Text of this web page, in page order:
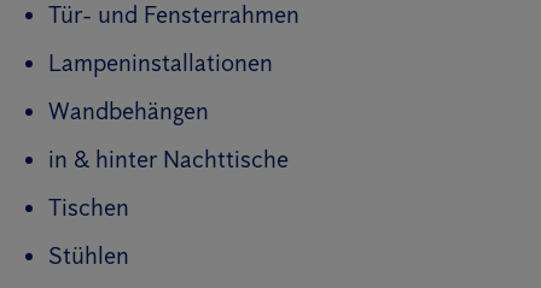
Tür- und Fensterrahmen
Lampeninstallationen
Wandbehängen
in & hinter Nachttische
Tischen
Stühlen